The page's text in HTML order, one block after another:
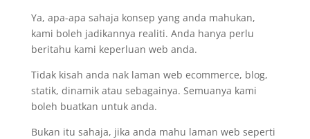
Ya, apa-apa sahaja konsep yang anda mahukan,
kami boleh jadikannya realiti. Anda hanya perlu
beritahu kami keperluan web anda.
Tidak kisah anda nak laman web ecommerce, blog,
statik, dinamik atau sebagainya. Semuanya kami
boleh buatkan untuk anda.
Bukan itu sahaja, jika anda mahu laman web seperti